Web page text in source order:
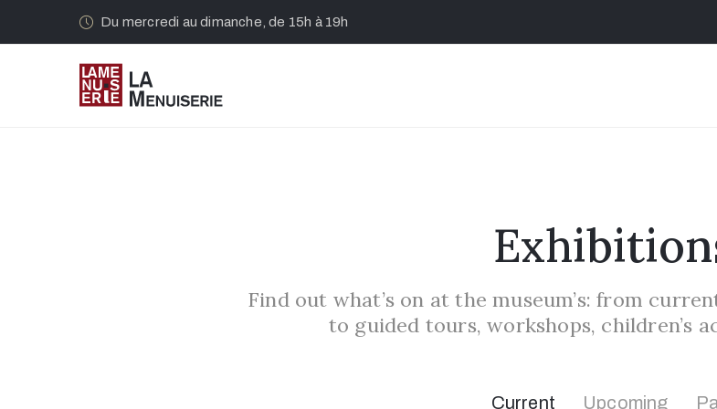
Du mercredi au dimanche, de 15h à 19h
Find out what’s on at the museum’s: from
to guided tours, workshops, children’s
Current Upcoming